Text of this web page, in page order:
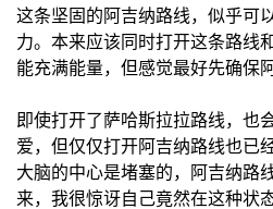
这条坚固的阿吉纳路线，似乎可
力。本来应该同时打开这条路线
能充满能量，但感觉最好先确保
即使打开了萨哈斯拉拉路线，也
爱，但仅仅打开阿吉纳路线也已
大脑的中心是堵塞的，阿吉纳路
来，我很惊讶自己竟然在这种状